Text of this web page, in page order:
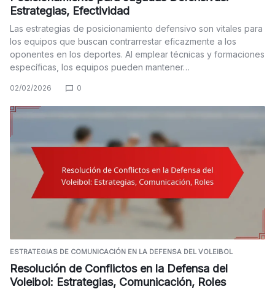
Estrategias, Efectividad
Las estrategias de posicionamiento defensivo son vitales para
los equipos que buscan contrarrestar eficazmente a los
oponentes en los deportes. Al emplear técnicas y formaciones
específicas, los equipos pueden mantener…
02/02/2026 0
ESTRATEGIAS DE COMUNICACIÓN EN LA DEFENSA DEL VOLEIBOL
Resolución de Conflictos en la Defensa del
Voleibol: Estrategias, Comunicación, Roles